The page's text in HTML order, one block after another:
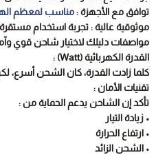
توافق مع الأجهزة :مناسب لمعظم
موثوقية عالية : تجربة استخدام
مواصفات دليلك لاختيار شاحن قوي
القدرة الكهربائية (Watt) :
كلما زادت القدرة، كان الشحن أسرع،
تقنيات الأمان :
تأكد إن الشاحن يدعم الحماية من :
• زيادة التيار
• ارتفاع الحرارة
• الشحن الزائد
خصــم
أي منتج من تشكيلتنا الجديدة واحصل